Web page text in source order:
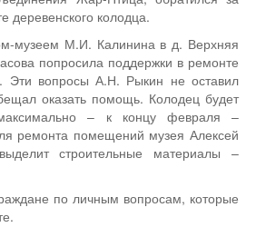
колодца.
музеем М.И. Калинина в д. Верхняя
попросила поддержки в ремонте
Эти вопросы А.Н. Рыкин не оставил
оказать помощь. Колодец будет
– к концу февраля –
ремонта помещений музея Алексей
строительные материалы –
по личным вопросам, которые